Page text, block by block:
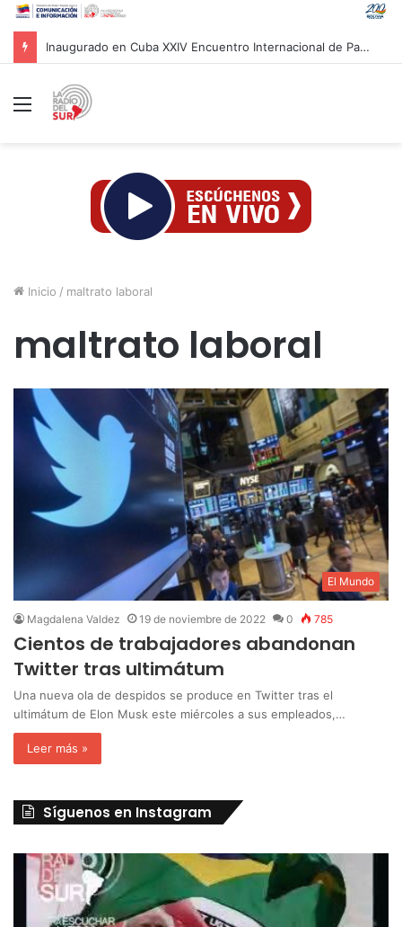
Inaugurado en Cuba XXIV Encuentro Internacional de Partidos Comunistas y Obreros
Menú
Inicio / maltrato laboral
maltrato laboral
El Mundo
Magdalena Valdez 19 de noviembre de 2022 0 785
Cientos de trabajadores abandonan
Twitter tras ultimátum
Una nueva ola de despidos se produce en Twitter tras el
ultimátum de Elon Musk este miércoles a sus empleados,…
Leer más »
Síguenos en Instagram